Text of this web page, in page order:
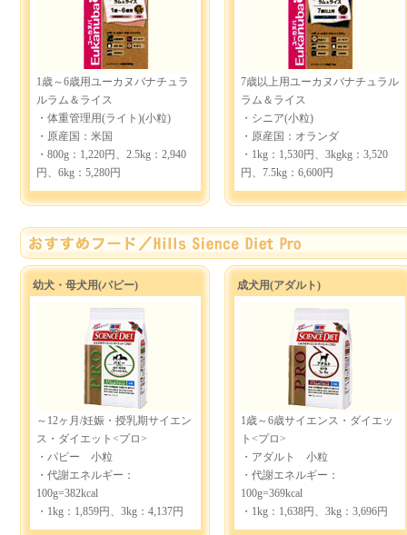
1歳～6歳用ユーカヌバナチュラ
ルラム＆ライス
・体重管理用(ライト)(小粒)
・原産国：米国
・800g：1,220円、2.5kg：2,940
円、6kg：5,280円
7歳以上用ユーカヌバナチュラル
ラム＆ライス
・シニア(小粒)
・原産国：オランダ
・1kg：1,530円、3kgkg：3,520
円、7.5kg：6,600円
幼犬・母犬用(パピー)
～12ヶ月/妊娠・授乳期サイエン
ス・ダイエット<プロ>
・パピー 小粒
・代謝エネルギー：
100g=382kcal
・1kg：1,859円、3kg：4,137円
成犬用(アダルト)
1歳～6歳サイエンス・ダイエッ
ト<プロ>
・アダルト 小粒
・代謝エネルギー：
100g=369kcal
・1kg：1,638円、3kg：3,696円